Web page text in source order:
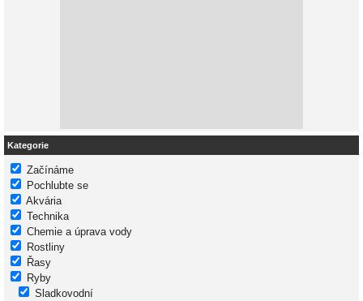
Kategorie
Začínáme
Pochlubte se
Akvária
Technika
Chemie a úprava vody
Rostliny
Řasy
Ryby
Sladkovodní